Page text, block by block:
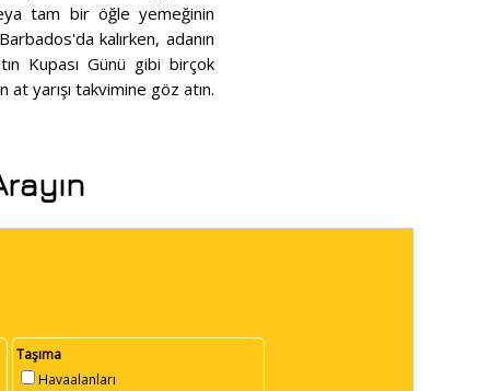
tam bir öğle yemeğinin
kalırken, adanın
Kupası Günü gibi birçok
at yarışı takvimine göz atın.
Taşıma
Havaalanları